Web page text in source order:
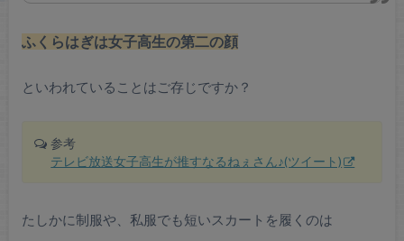
ふくらはぎは女子高生の第二の顔
といわれていることはご存じですか？
参考
テレビ放送女子高生が推すなるねぇさん♪(ツイート)
たしかに制服や、私服でも短いスカートを履くのは